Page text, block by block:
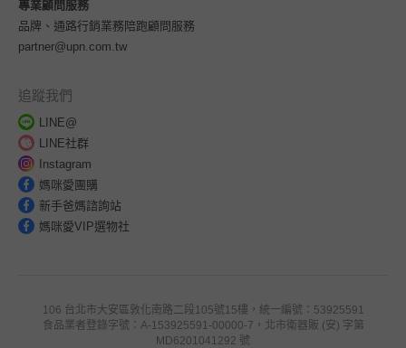
專業顧問服務
品牌、通路行銷業務陪跑顧問服務
partner@upn.com.tw
追蹤我們
LINE@
LINE社群
Instagram
媽咪愛團購
新手爸媽諮詢站
媽咪愛VIP選物社
106 台北市大安區敦化南路二段105號15樓，統一編號：53925591
食品業者登錄字號：A-153925591-00000-7，北市衛器販 (安) 字第
MD6201041292 號